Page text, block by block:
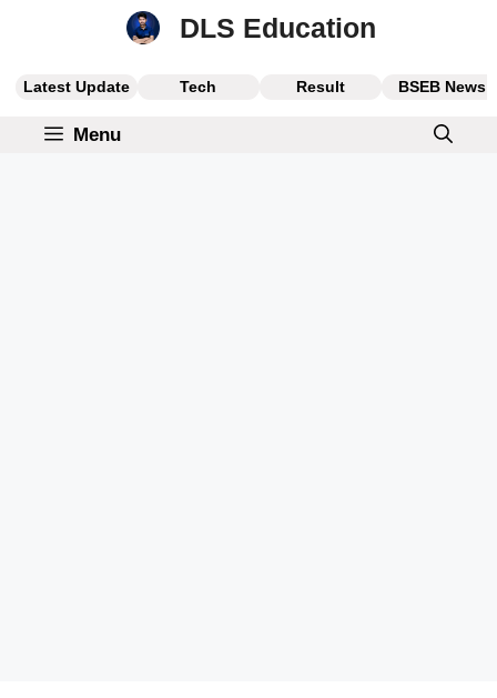
DLS Education
Latest Update Tech Result BSEB News
Menu